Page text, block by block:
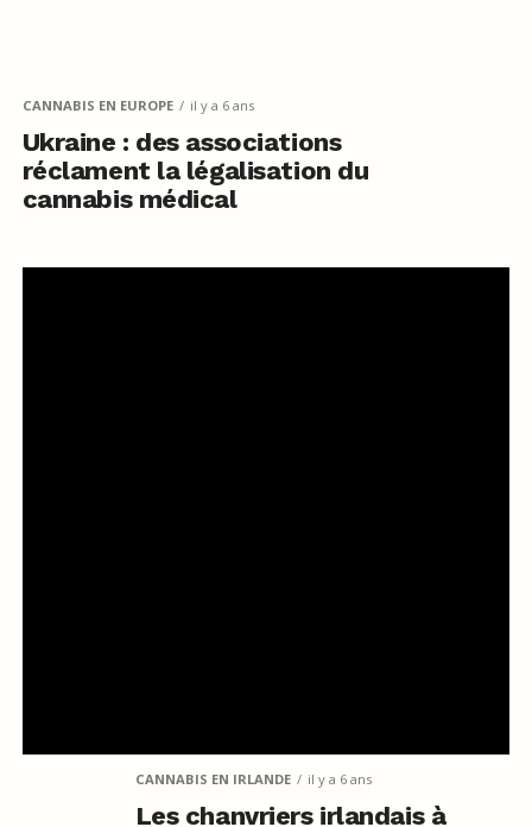
CANNABIS EN EUROPE il y a 6 ans
Ukraine : des associations
réclament la légalisation du
cannabis médical
CANNABIS EN IRLANDE il y a 6 ans
Les chanvriers irlandais à